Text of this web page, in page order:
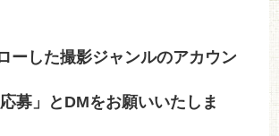
ーした撮影ジャンルのアカウン
応募」とDMをお願いいたしま